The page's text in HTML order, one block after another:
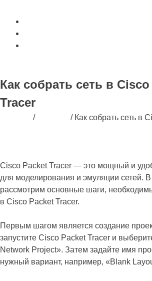
Как собрать сеть в
Tracer
/ / Как собрать сеть в
Cisco Packet Tracer — это мощный и
для моделирования и эмуляции сетей.
рассмотрим основные шаги,
в Cisco Packet Tracer.
Первым шагом является создание
запустите Cisco Packet Tracer и
Network Project». Затем задайте имя
нужный вариант, например, «Blank